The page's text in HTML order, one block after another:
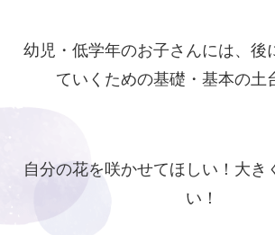
幼児・低学年のお子さんには、後
ていくための基礎・基本の土
自分の花を咲かせてほしい！大き
い！